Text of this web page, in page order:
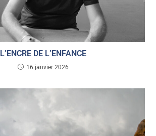
L’ENCRE DE L’ENFANCE
16 janvier 2026